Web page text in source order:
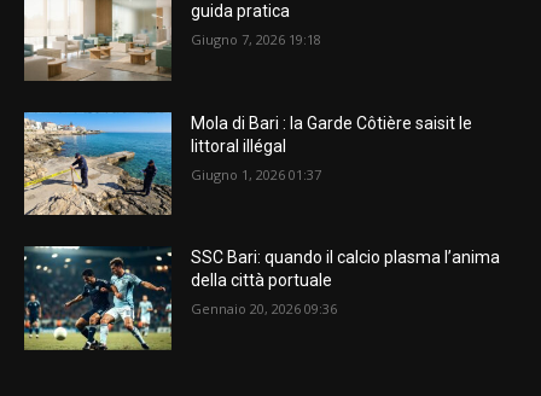
guida pratica
Giugno 7, 2026 19:18
Mola di Bari : la Garde Côtière saisit le
littoral illégal
Giugno 1, 2026 01:37
SSC Bari: quando il calcio plasma l’anima
della città portuale
Gennaio 20, 2026 09:36